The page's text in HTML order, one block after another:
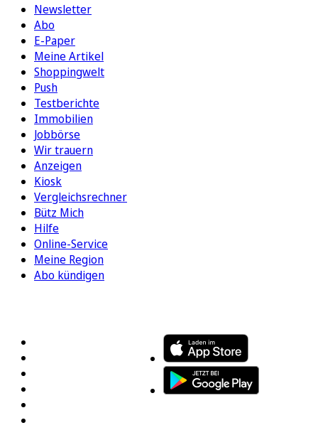
Newsletter
Abo
E-Paper
Meine Artikel
Shoppingwelt
Push
Testberichte
Immobilien
Jobbörse
Wir trauern
Anzeigen
Kiosk
Vergleichsrechner
Bütz Mich
Hilfe
Online-Service
Meine Region
Abo kündigen